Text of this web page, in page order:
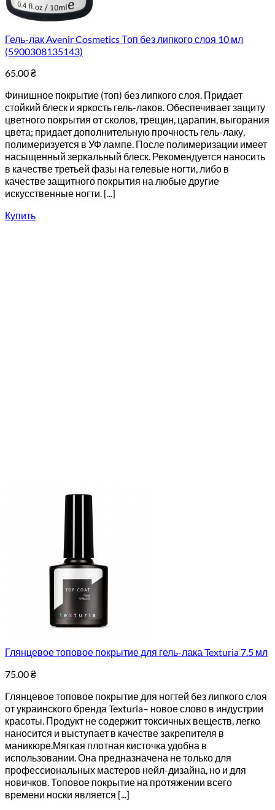
Гель-лак Avenir Cosmetics Топ без липкого слоя 10 мл
(5900308135143)
65.00₴
Финишное покрытие (топ) без липкого слоя. Придает
стойкий блеск и яркость гель-лаков. Обеспечивает защиту
цветного покрытия от сколов, трещин, царапин, выгорания
цвета; придает дополнительную прочность гель-лаку,
полимеризуется в УФ лампе. После полимеризации имеет
насыщенный зеркальный блеск. Рекомендуется наносить
в качестве третьей фазы на гелевые ногти, либо в
качестве защитного покрытия на любые другие
искусственные ногти. [...]
Купить
Глянцевое топовое покрытие для гель-лака Texturia 7.5 мл
75.00₴
Глянцевое топовое покрытие для ногтей без липкого слоя
от украинского бренда Texturia– новое слово в индустрии
красоты. Продукт не содержит токсичных веществ, легко
наносится и выступает в качестве закрепителя в
маникюре.Мягкая плотная кисточка удобна в
использовании. Она предназначена не только для
профессиональных мастеров нейл-дизайна, но и для
новичков. Топовое покрытие на протяжении всего
времени носки является [...]